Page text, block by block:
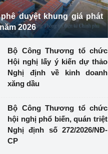
duyệt khung giá phát
2026
Bộ Công Thương tổ chức
Hội nghị lấy ý kiến dự thảo
Nghị định về kinh doanh
xăng dầu
Bộ Công Thương tổ chức
hội nghị phổ biến, quán triệt
Nghị định số 272/2026/NĐ-
CP